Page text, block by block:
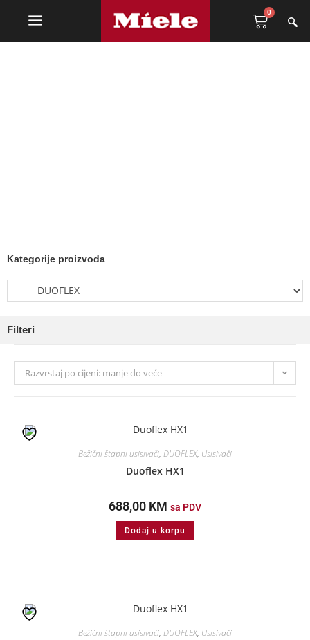
0
Kategorije proizvoda
Filteri
Razvrstaj po cijeni: manje do veće
Bežični štapni usisivači, DUOFLEX, Usisivači
Duoflex HX1
688,00 KM sa PDV
Dodaj u korpu
Bežični štapni usisivači, DUOFLEX, Usisivači